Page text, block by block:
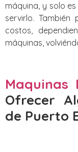
máquina, y solo
servirlo.
costos,
máquinas,
Maquinas
Ofrecer
de Puerto